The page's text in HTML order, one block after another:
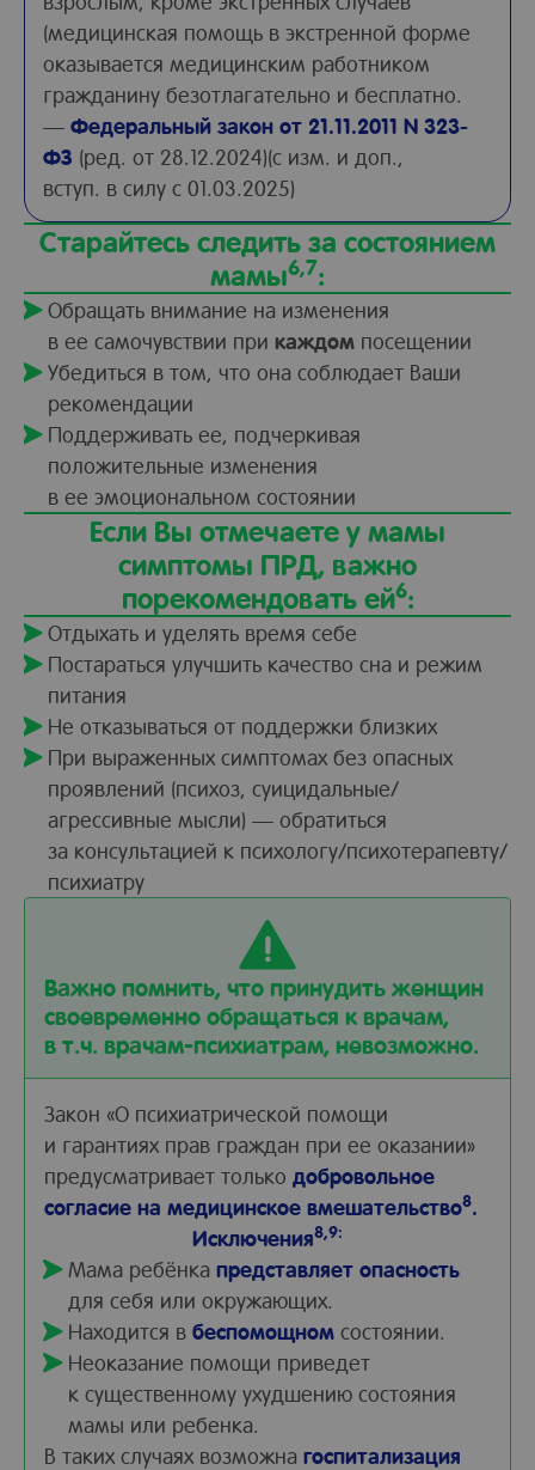
(медицинская помощь в экстренной форме
оказывается медицинским работником
гражданину безотлагательно и бесплатно.
— Федеральный закон от 21.11.2011 N 323-
ФЗ (ред. от 28.12.2024)(с изм. и доп.,
вступ. в силу с 01.03.2025)
Старайтесь следить за состоянием
мамы6,7:
Обращать внимание на изменения
в ее самочувствии при каждом посещении
Убедиться в том, что она соблюдает Ваши
рекомендации
Поддерживать ее, подчеркивая
положительные изменения
в ее эмоциональном состоянии
Если Вы отмечаете у мамы
симптомы ПРД, важно
порекомендовать ей6:
Отдыхать и уделять время себе
Постараться улучшить качество сна и режим
питания
Не отказываться от поддержки близких
При выраженных симптомах без опасных
проявлений (психоз, суицидальные/
агрессивные мысли) — обратиться
за консультацией к психологу/психотерапевту/
психиатру
Важно помнить, что принудить женщин
своевременно обращаться к врачам,
в т.ч. врачам-психиатрам, невозможно.
Закон «О психиатрической помощи
и гарантиях прав граждан при ее оказании»
предусматривает только добровольное
согласие на медицинское вмешательство8.
Исключения8,9:
Мама ребёнка представляет опасность
для себя или окружающих.
Находится в беспомощном состоянии.
Неоказание помощи приведет
к существенному ухудшению состояния
мамы или ребенка.
В таких случаях возможна госпитализация